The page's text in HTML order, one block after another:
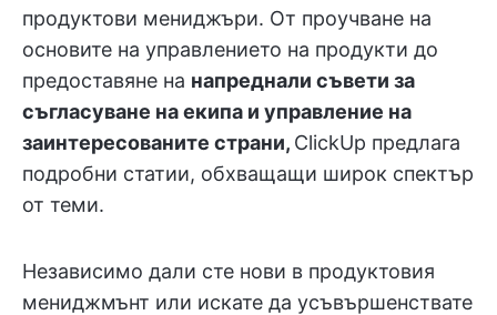
продуктови мениджъри. От проучване на
основите на управлението на продукти до
предоставяне на напреднали съвети за
съгласуване на екипа и управление на
заинтересованите страни, ClickUp предлага
подробни статии, обхващащи широк спектър
от теми.
Независимо дали сте нови в продуктовия
мениджмънт или искате да усъвършенствате